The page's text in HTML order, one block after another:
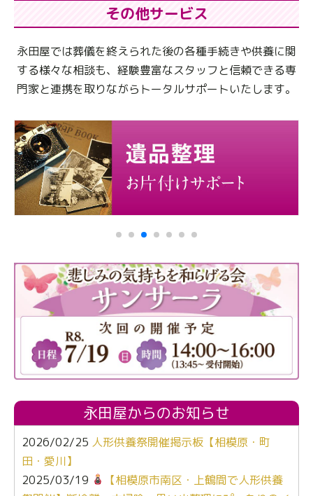
その他サービス
永田屋では葬儀を終えられた後の各種手続きや供養に関
する様々な相談も、 経験豊富なスタッフと信頼できる専
門家と連携を取りながらトータルサポートいたします。
永田屋からのお知らせ
2026/02/25 人形供養祭開催掲示板【相模原・町
田・愛川】
2025/03/19
【相模原市南区・上鶴間で人形供養